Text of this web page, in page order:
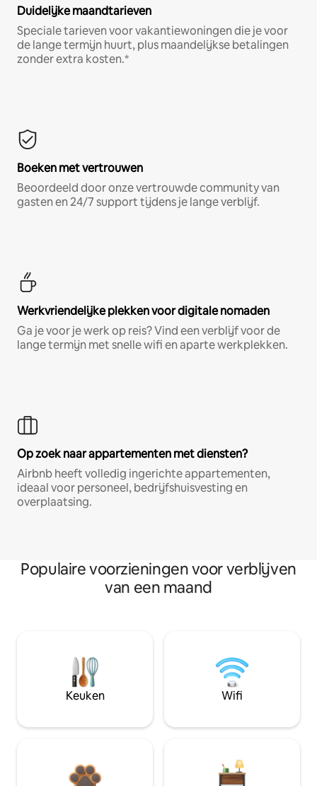
Duidelijke maandtarieven
Speciale tarieven voor vakantiewoningen die je voor
de lange termijn huurt, plus maandelijkse betalingen
zonder extra kosten.*
Boeken met vertrouwen
Beoordeeld door onze vertrouwde community van
gasten en 24/7 support tijdens je lange verblijf.
Werkvriendelijke plekken voor digitale nomaden
Ga je voor je werk op reis? Vind een verblijf voor de
lange termijn met snelle wifi en aparte werkplekken.
Op zoek naar appartementen met diensten?
Airbnb heeft volledig ingerichte appartementen,
ideaal voor personeel, bedrijfshuisvesting en
overplaatsing.
Populaire voorzieningen voor verblijven
van een maand
Keuken Wifi